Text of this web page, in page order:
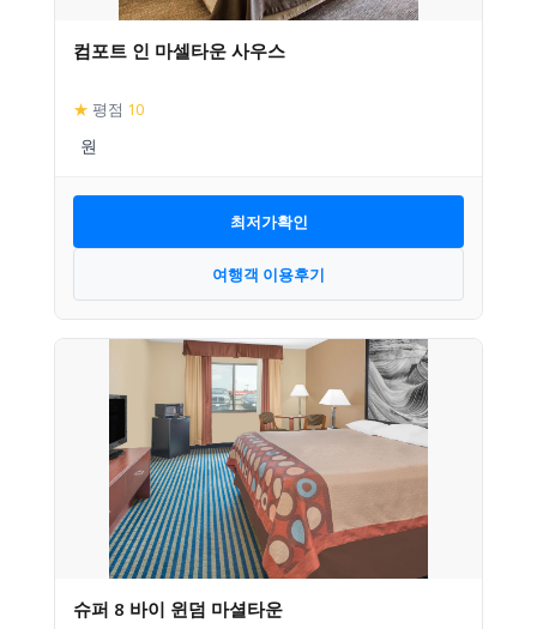
컴포트 인 마셀타운 사우스
★ 평점 10
최저가확인
여행객 이용후기
슈퍼 8 바이 윈덤 마셜타운